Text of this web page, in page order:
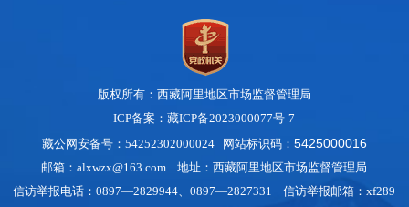
版权所有：西藏阿里地区市场监督管理局
ICP备案：藏ICP备2023000077号-7
藏公网安备号：54252302000024 网站标识码： 5425000016
邮箱：alxwzx@163.com 地址：西藏阿里地区市场监督管理局
信访举报电话：0897—2829944、0897—2827331 信访举报邮箱：xf289